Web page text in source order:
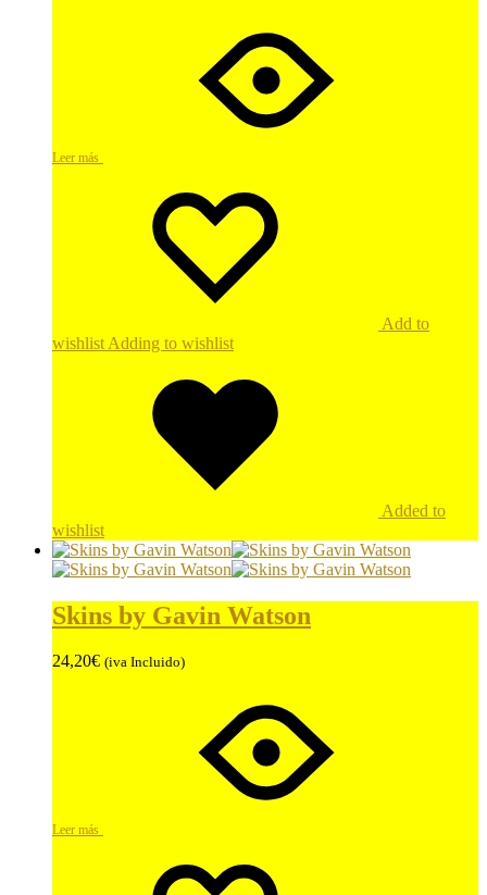
Leer más
Add to
wishlist Adding to wishlist
Added to
wishlist
Skins by Gavin Watson
24,20€ (iva Incluido)
Leer más